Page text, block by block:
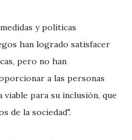
y políticas
han logrado satisfacer
pero no han
a las personas
viable para su inclusión, que
de la sociedad".